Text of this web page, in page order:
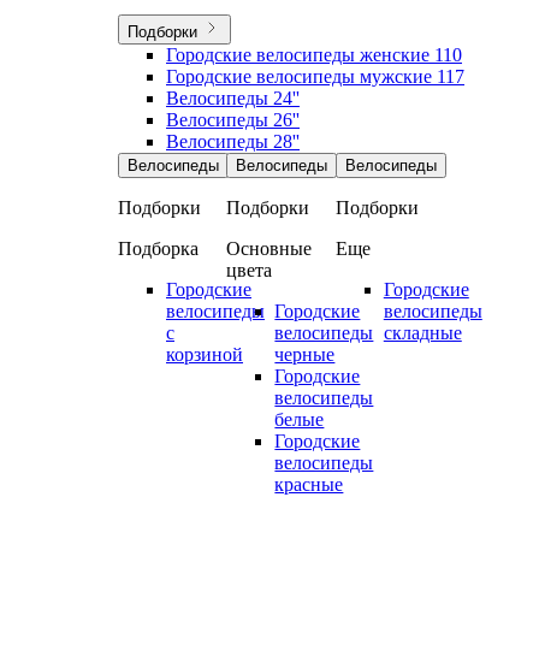
Подборки
Городские велосипеды женские 110
Городские велосипеды мужские 117
Велосипеды 24''
Велосипеды 26''
Велосипеды 28''
Велосипеды
Подборки
Подборка
Городские
велосипеды
с
корзиной
Велосипеды
Подборки
Основные
цвета
Городские
велосипеды
черные
Городские
велосипеды
белые
Городские
велосипеды
красные
Велосипеды
Подборки
Еще
Городские
велосипеды
складные